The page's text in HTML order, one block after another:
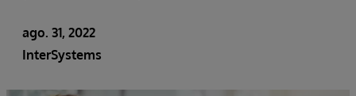
ago. 31, 2022
InterSystems